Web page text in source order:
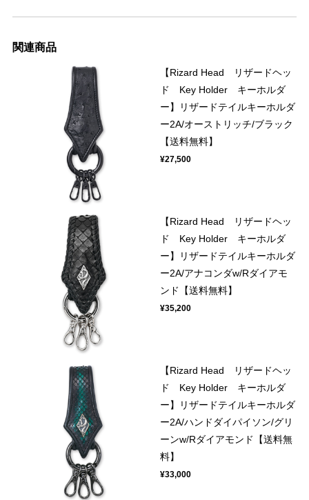
関連商品
【Rizard Head リザードヘッ
ド Key Holder キーホルダ
ー】リザードテイルキーホルダ
ー2A/オーストリッチ/ブラック
【送料無料】
¥27,500
【Rizard Head リザードヘッ
ド Key Holder キーホルダ
ー】リザードテイルキーホルダ
ー2A/アナコンダw/Rダイアモ
ンド【送料無料】
¥35,200
【Rizard Head リザードヘッ
ド Key Holder キーホルダ
ー】リザードテイルキーホルダ
ー2A/ハンドダイパイソン/グリ
ーンw/Rダイアモンド【送料無
料】
¥33,000